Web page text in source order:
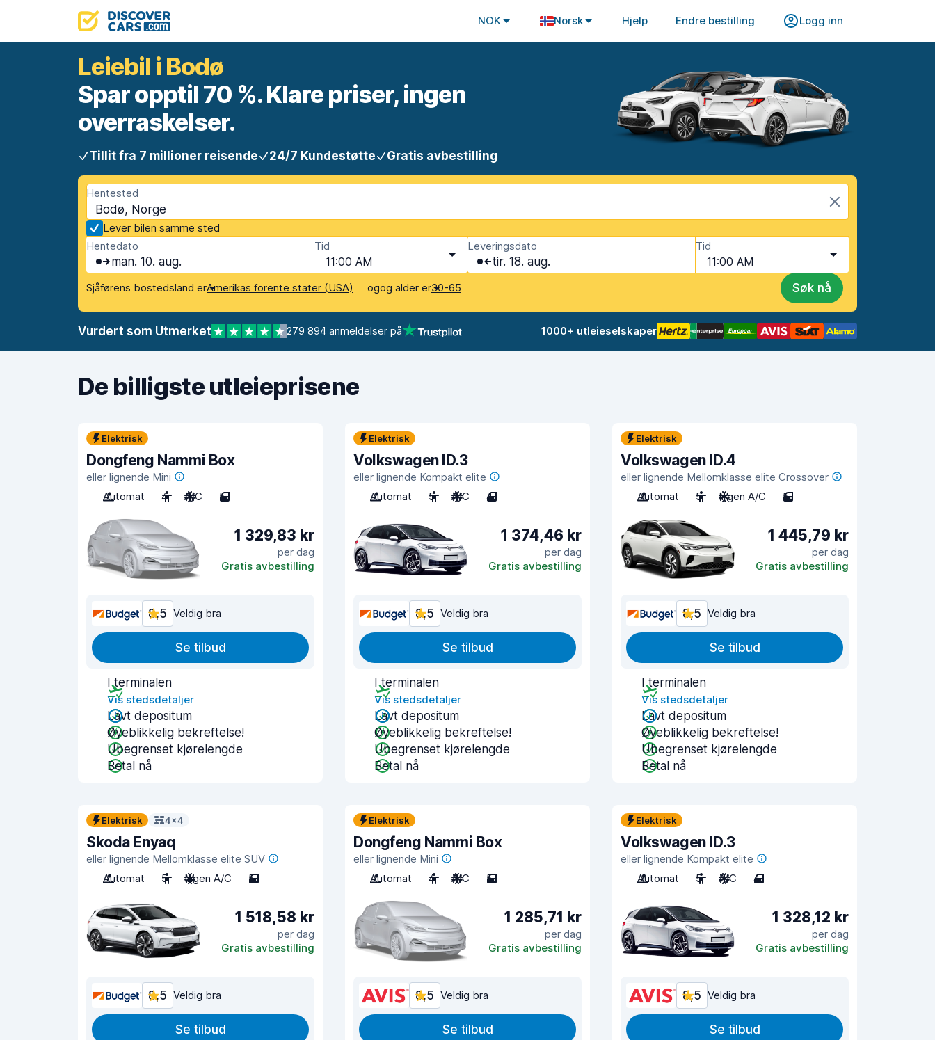
NOK Norsk Hjelp Endre bestilling Logg inn
Leiebil i Bodø
Spar opptil 70 %. Klare priser, ingen
overraskelser.
Tillit fra 7 millioner reisende 24/7 Kundestøtte Gratis avbestilling
Hentested
Bodø, Norge
Lever bilen samme sted
Hentedato
man. 10. aug.
Tid
11:00 AM
Leveringsdato
tir. 18. aug.
Tid
11:00 AM
Sjåførens bostedsland erAmerikas forente stater (USA) ogog alder er30-65 Søk nå
Vurdert som Utmerket 279 894 anmeldelser på 1000+ utleieselskaper
De billigste utleieprisene
Elektrisk
Dongfeng Nammi Box
eller lignende Mini
Automat
4 A/C 5
1 329,83 kr
per dag
Gratis avbestilling
8,5 Veldig bra
Se tilbud
I terminalen
Vis stedsdetaljer
Lavt depositum
Øyeblikkelig bekreftelse!
Ubegrenset kjørelengde
Betal nå
Elektrisk
Volkswagen ID.3
eller lignende Kompakt elite
Automat
5 A/C 4
1 374,46 kr
per dag
Gratis avbestilling
8,5 Veldig bra
Se tilbud
I terminalen
Vis stedsdetaljer
Lavt depositum
Øyeblikkelig bekreftelse!
Ubegrenset kjørelengde
Betal nå
Elektrisk
Volkswagen ID.4
eller lignende Mellomklasse elite Crossover
Automat
5 Ingen A/C 5
1 445,79 kr
per dag
Gratis avbestilling
8,5 Veldig bra
Se tilbud
I terminalen
Vis stedsdetaljer
Lavt depositum
Øyeblikkelig bekreftelse!
Ubegrenset kjørelengde
Betal nå
Elektrisk 4x4
Skoda Enyaq
eller lignende Mellomklasse elite SUV
Automat
5 Ingen A/C 5
1 518,58 kr
per dag
Gratis avbestilling
8,5 Veldig bra
Se tilbud
Elektrisk
Dongfeng Nammi Box
eller lignende Mini
Automat
4 A/C 5
1 285,71 kr
per dag
Gratis avbestilling
8,5 Veldig bra
Se tilbud
Elektrisk
Volkswagen ID.3
eller lignende Kompakt elite
Automat
5 A/C 4
1 328,12 kr
per dag
Gratis avbestilling
8,5 Veldig bra
Se tilbud